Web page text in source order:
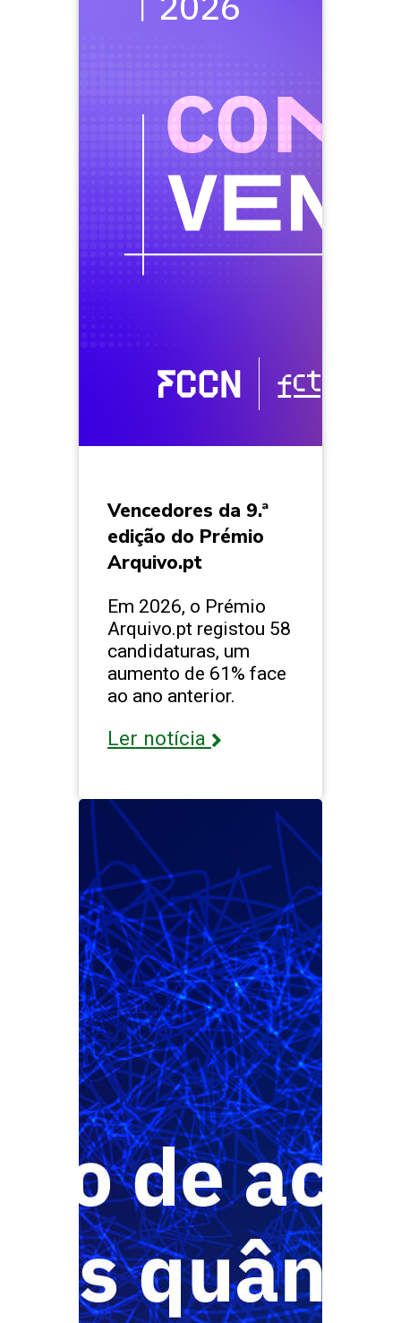
Vencedores da 9.ª
edição do Prémio
Arquivo.pt
Em 2026, o Prémio
Arquivo.pt registou 58
candidaturas, um
aumento de 61% face
ao ano anterior.
Ler notícia